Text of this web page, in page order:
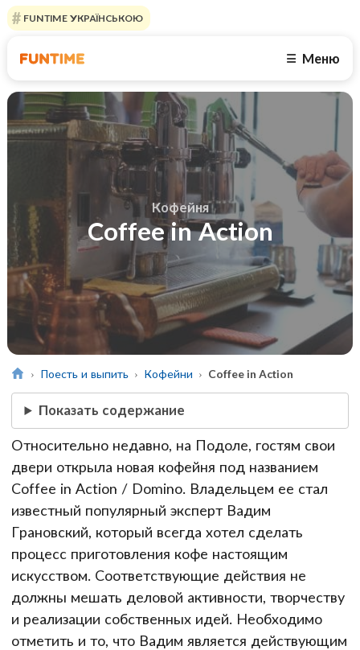
FUNTIME УКРАЇНСЬКОЮ
☰ Меню
Кофейня
Coffee in Action
Поесть и выпить Кофейни Coffee in Action
Показать содержание
Относительно недавно, на Подоле, гостям свои
двери открыла новая кофейня под названием
Coffee in Action / Domino. Владельцем ее стал
известный популярный эксперт Вадим
Грановский, который всегда хотел сделать
процесс приготовления кофе настоящим
искусством. Соответствующие действия не
должны мешать деловой активности, творчеству
и реализации собственных идей. Необходимо
отметить и то, что Вадим является действующим